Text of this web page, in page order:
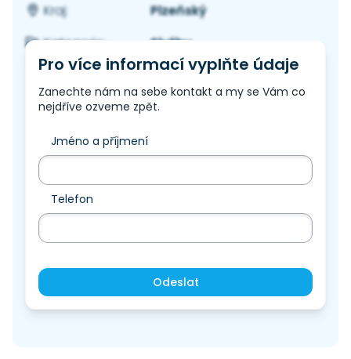
Kraj:
Plzeňský
Kategorie:
Služby
Pro více informací vyplňte údaje
Zanechte nám na sebe kontakt a my se Vám co
nejdříve ozveme zpět.
Jméno a příjmení
Telefon
Odeslat